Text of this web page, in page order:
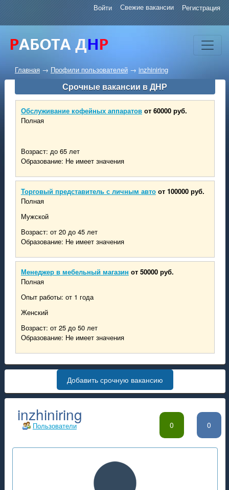
Войти Свежие вакансии Регистрация
Главная → Профили пользователей→ inzhiniring
Срочные вакансии в ДНР
Обслуживание кофейных аппаратов от 60000 руб.
Полная
Возраст: до 65 лет
Образование: Не имеет значения
Торговый представитель с личным авто от 100000 руб.
Полная
Мужской
Возраст: от 20 до 45 лет
Образование: Не имеет значения
Менеджер в мебельный магазин от 50000 руб.
Полная
Опыт работы: от 1 года
Женский
Возраст: от 25 до 50 лет
Образование: Не имеет значения
Добавить срочную вакансию
0 0
Пользователи
inzhiniring